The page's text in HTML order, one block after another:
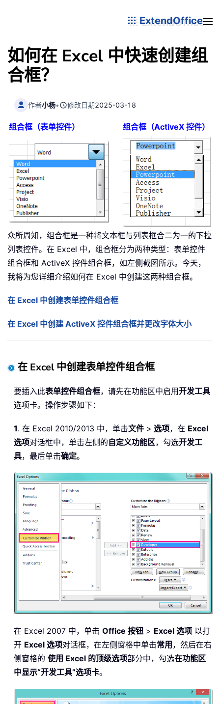
ExtendOffice
如何在 Excel 中快速创建组
合框？
作者小杨• 修改日期2025-03-18
组合框（表单控件） 组合框（ActiveX 控件）
众所周知，组合框是一种将文本框与列表框合二为一的下拉
列表控件。在 Excel 中，组合框分为两种类型：表单控件
组合框和 ActiveX 控件组合框，如左侧截图所示。今天，
我将为您详细介绍如何在 Excel 中创建这两种组合框。
在 Excel 中创建表单控件组合框
在 Excel 中创建 ActiveX 控件组合框并更改字体大小
在 Excel 中创建表单控件组合框
要插入此表单控件组合框，请先在功能区中启用开发工具
选项卡。操作步骤如下：
1. 在 Excel 2010/2013 中，单击文件 > 选项，在 Excel
选项对话框中，单击左侧的自定义功能区，勾选开发工
具，最后单击确定。
在 Excel 2007 中，单击 Office 按钮 > Excel 选项 以打
开 Excel 选项对话框，在左侧窗格中单击常用 ，然后在右
侧窗格的 使用 Excel 的顶级选项部分中，勾选在功能区
中显示“开发工具”选项卡。